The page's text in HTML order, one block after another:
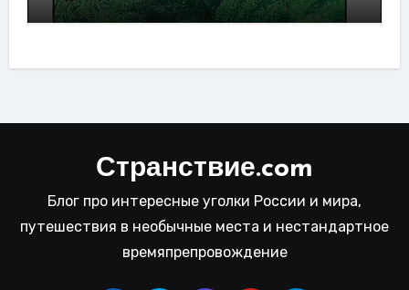
Странствие.com
Блог про интересные уголки России и мира,
путешествия в необычные места и нестандартное
времяпрепровождение